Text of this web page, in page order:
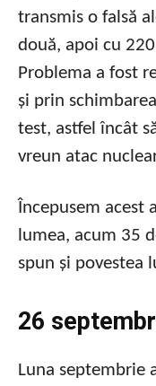
transmis o falsă
două, apoi cu
Problema a fost
și prin
test, astfel încât
vreun atac
Începusem acest
lumea, acum 35
spun și povestea
26
Luna septembrie